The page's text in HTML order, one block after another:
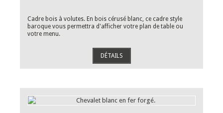
Cadre bois à volutes. En bois cérusé blanc, ce cadre style
baroque vous permettra d'afficher votre plan de table ou
votre menu.
DÉTAILS